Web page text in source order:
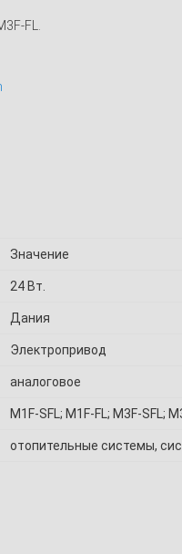
FL.
Значение
24 Вт.
Дания
Электропривод
аналоговое
M1F-SFL; M1F-FL; M3F-SFL;
отопительные системы,